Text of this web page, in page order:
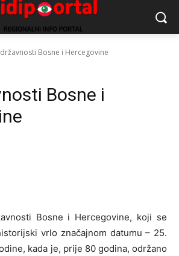
Bosne i Hercegovine
Bosne i
Bosne i Hercegovine, koji se
vrlo značajnom datumu – 25.
kada je, prije 80 godina, održano